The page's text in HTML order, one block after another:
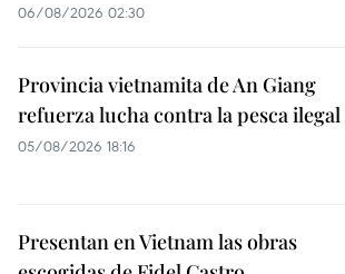
06/08/2026 02:30
Provincia vietnamita de An Giang
refuerza lucha contra la pesca ilegal
05/08/2026 18:16
Presentan en Vietnam las obras